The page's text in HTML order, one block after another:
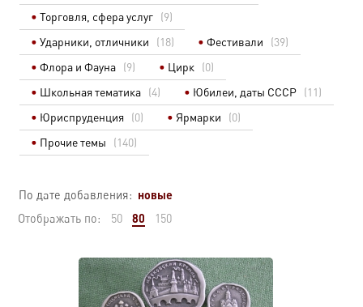
Торговля, сфера услуг (9)
Ударники, отличники
(18) Фестивали
(39)
Флора и Фауна (9) Цирк (0)
Школьная тематика (4) Юбилеи, даты СССР (11)
Юриспруденция
(0) Ярмарки
(0)
Прочие темы
(140)
По дате добавления: новые
Отображать по: 50 80 150